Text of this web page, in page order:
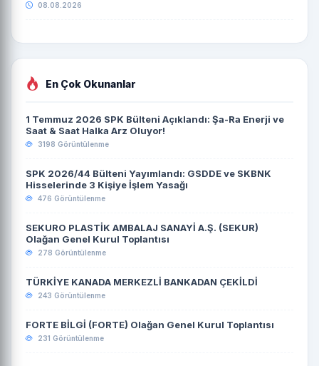
08.08.2026
En Çok Okunanlar
1 Temmuz 2026 SPK Bülteni Açıklandı: Şa-Ra Enerji ve
Saat & Saat Halka Arz Oluyor!
3198 Görüntülenme
SPK 2026/44 Bülteni Yayımlandı: GSDDE ve SKBNK
Hisselerinde 3 Kişiye İşlem Yasağı
476 Görüntülenme
SEKURO PLASTİK AMBALAJ SANAYİ A.Ş. (SEKUR)
Olağan Genel Kurul Toplantısı
278 Görüntülenme
TÜRKİYE KANADA MERKEZLİ BANKADAN ÇEKİLDİ
243 Görüntülenme
FORTE BİLGİ (FORTE) Olağan Genel Kurul Toplantısı
231 Görüntülenme